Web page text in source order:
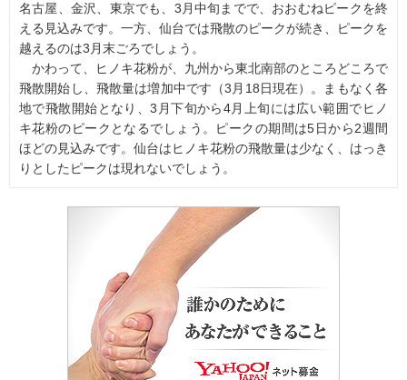
名古屋、金沢、東京でも、3月中旬までで、おおむねピークを終
える見込みです。一方、仙台では飛散のピークが続き、ピークを
越えるのは3月末ごろでしょう。
かわって、ヒノキ花粉が、九州から東北南部のところどころで
飛散開始し、飛散量は増加中です（3月18日現在）。まもなく各
地で飛散開始となり、3月下旬から4月上旬には広い範囲でヒノ
キ花粉のピークとなるでしょう。ピークの期間は5日から2週間
ほどの見込みです。仙台はヒノキ花粉の飛散量は少なく、はっき
りとしたピークは現れないでしょう。